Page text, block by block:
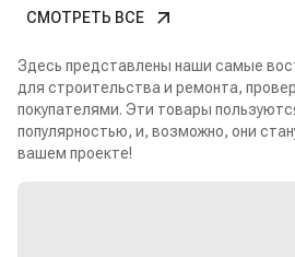
СМОТРЕТЬ ВСЕ
Здесь представлены наши самые
для строительства и ремонта,
покупателями. Эти товары
популярностью, и, возможно, они
вашем проекте!